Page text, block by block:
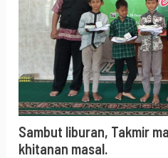
Sambut liburan, Takmir
khitanan masal.